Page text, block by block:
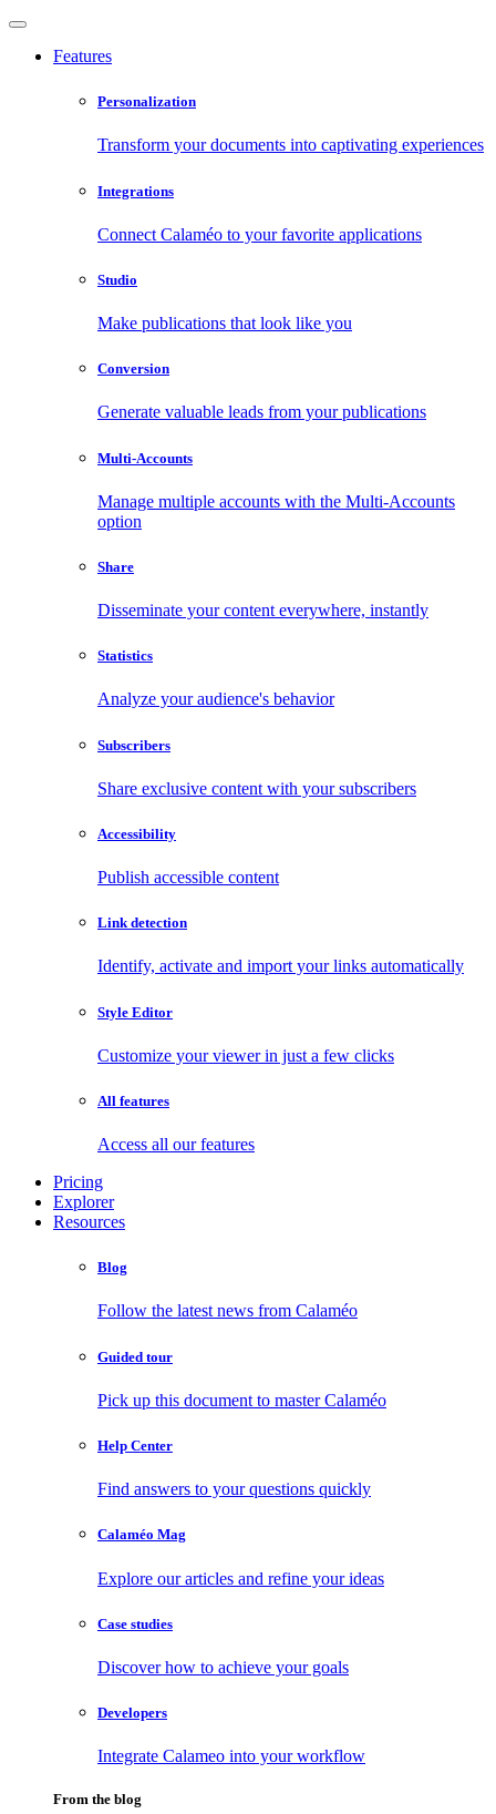
Features
Personalization
Transform your documents into captivating experiences
Integrations
Connect Calaméo to your favorite applications
Studio
Make publications that look like you
Conversion
Generate valuable leads from your publications
Multi-Accounts
Manage multiple accounts with the Multi-Accounts
option
Share
Disseminate your content everywhere, instantly
Statistics
Analyze your audience's behavior
Subscribers
Share exclusive content with your subscribers
Accessibility
Publish accessible content
Link detection
Identify, activate and import your links automatically
Style Editor
Customize your viewer in just a few clicks
All features
Access all our features
Pricing
Explorer
Resources
Blog
Follow the latest news from Calaméo
Guided tour
Pick up this document to master Calaméo
Help Center
Find answers to your questions quickly
Calaméo Mag
Explore our articles and refine your ideas
Case studies
Discover how to achieve your goals
Developers
Integrate Calameo into your workflow
From the blog